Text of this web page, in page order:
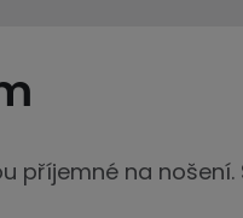
příjemné na